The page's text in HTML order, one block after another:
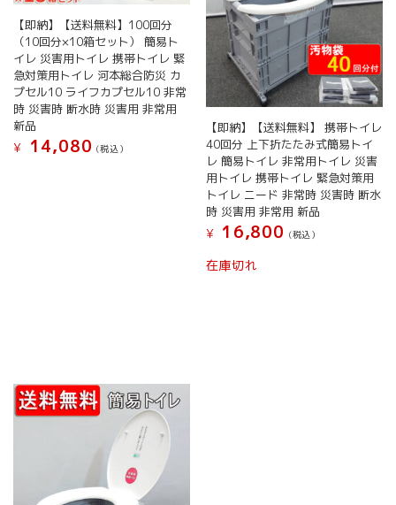
【即納】【送料無料】100回分
（10回分×10箱セット） 簡易ト
イレ 災害用トイレ 携帯トイレ 緊
急対策用トイレ 河本総合防災 カ
プセル10 ライフカプセル10 非常
時 災害時 断水時 災害用 非常用
新品
¥
14,080 (税込）
【即納】【送料無料】 携帯トイレ
40回分 上下折たたみ式簡易トイ
レ 簡易トイレ 非常用トイレ 災害
用トイレ 携帯トイレ 緊急対策用
トイレ ニード 非常時 災害時 断水
時 災害用 非常用 新品
¥
16,800 (税込）
在庫切れ